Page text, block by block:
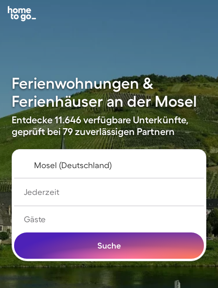
Ferienwohnungen &
Ferienhäuser an der Mosel
Entdecke 11.646 verfügbare Unterkünfte,
geprüft bei 79 zuverlässigen Partnern
Jederzeit
Gäste
Suche